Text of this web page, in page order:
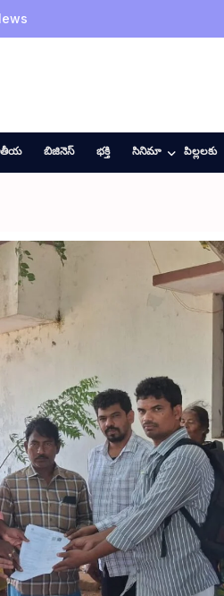
బిజినెస్ భక్తి సినిమా పిల్లలకు